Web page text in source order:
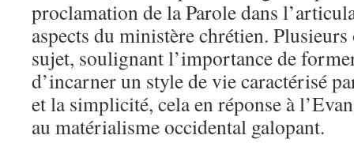
proclamation de la Parole dans
aspects du ministère chrétien.
sujet, soulignant l’importance de
d’incarner un style de vie caractérisé
et la simplicité, cela en réponse à
au matérialisme occidental galopant.